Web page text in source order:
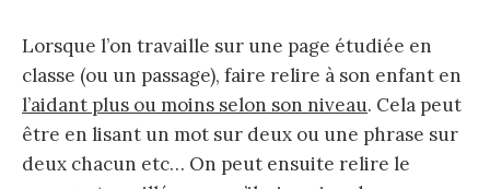
Lorsque l’on travaille sur une page étudiée en
classe (ou un passage), faire relire à son enfant en
l’aidant plus ou moins selon son niveau. Cela peut
être en lisant un mot sur deux ou une phrase sur
deux chacun etc… On peut ensuite relire le